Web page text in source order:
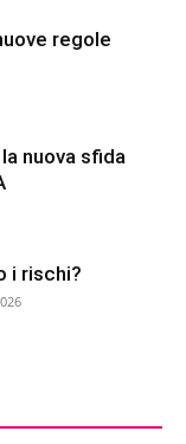
regole
nuova sfida
i rischi?